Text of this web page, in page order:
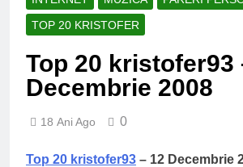
2 Ani Ago
din municipiul
2 Ani Ago
Un pas înainte
TOP 20 KRISTOFER
Top 20 kristofer93
Decembrie 2008
18 Ani Ago 0
Top 20 kristofer93 – 12 Decembrie